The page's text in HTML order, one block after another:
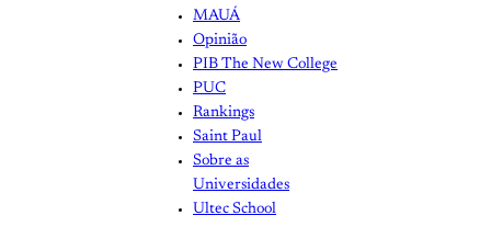
MAUÁ
Opinião
PIB The New College
PUC
Rankings
Saint Paul
Sobre as
Universidades
Ultec School